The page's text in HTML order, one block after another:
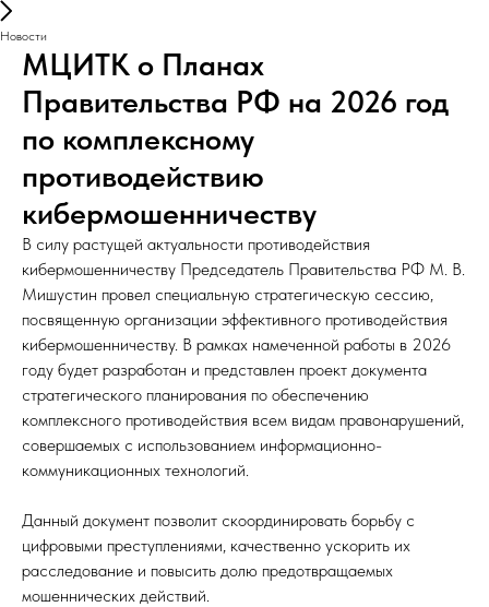
Новости
МЦИТК о Планах
Правительства РФ на 2026 год
по комплексному
противодействию
кибермошенничеству
В силу растущей актуальности противодействия
кибермошенничеству Председатель Правительства РФ М. В.
Мишустин провел специальную стратегическую сессию,
посвященную организации эффективного противодействия
кибермошенничеству. В рамках намеченной работы в 2026
году будет разработан и представлен проект документа
стратегического планирования по обеспечению
комплексного противодействия всем видам правонарушений,
совершаемых с использованием информационно-
коммуникационных технологий.
Данный документ позволит скоординировать борьбу с
цифровыми преступлениями, качественно ускорить их
расследование и повысить долю предотвращаемых
мошеннических действий.